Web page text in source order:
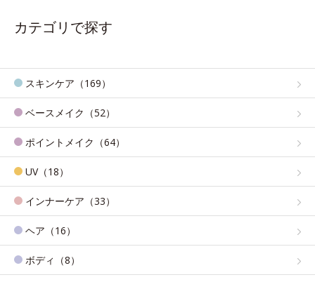
カテゴリで探す
スキンケア（169）
ベースメイク（52）
ポイントメイク（64）
UV（18）
インナーケア（33）
ヘア（16）
ボディ（8）